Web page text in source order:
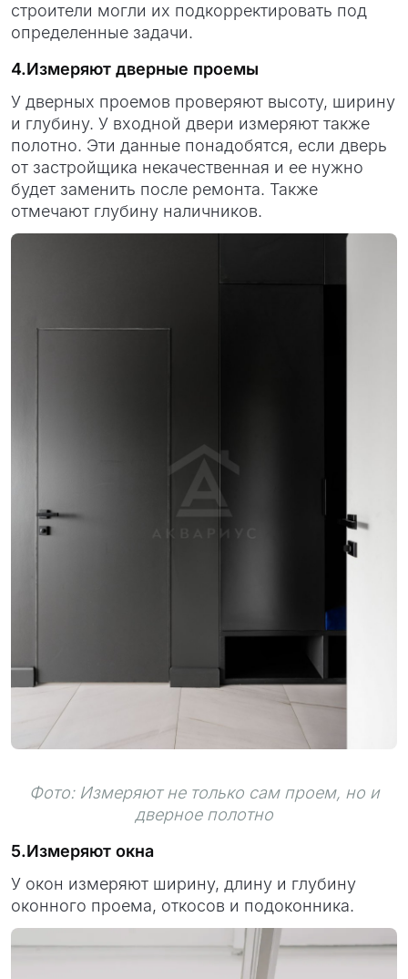
строители могли их подкорректировать под
определенные задачи.
4.Измеряют дверные проемы
У дверных проемов проверяют высоту, ширину
и глубину. У входной двери измеряют также
полотно. Эти данные понадобятся, если дверь
от застройщика некачественная и ее нужно
будет заменить после ремонта. Также
отмечают глубину наличников.
Фото: Измеряют не только сам проем, но и
дверное полотно
5.Измеряют окна
У окон измеряют ширину, длину и глубину
оконного проема, откосов и подоконника.